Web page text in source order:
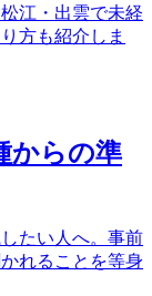
江・出雲で未経
方も紹介しま
からの準
たい人へ。事前
れることを等身